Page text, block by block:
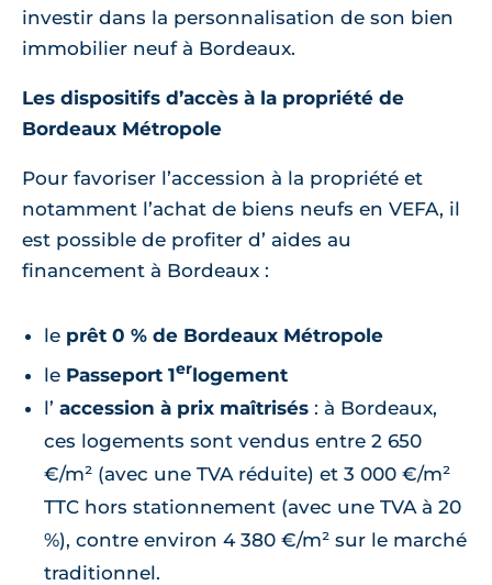
investir dans la personnalisation de son bien
immobilier neuf à Bordeaux.
Les dispositifs d’accès à la propriété de
Bordeaux Métropole
Pour favoriser l’accession à la propriété et
notamment l’achat de biens neufs en VEFA, il
est possible de profiter d’ aides au
financement à Bordeaux :
le prêt 0 % de Bordeaux Métropole
le Passeport 1erlogement
l’ accession à prix maîtrisés : à Bordeaux,
ces logements sont vendus entre 2 650
€/m² (avec une TVA réduite) et 3 000 €/m²
TTC hors stationnement (avec une TVA à 20
%), contre environ 4 380 €/m² sur le marché
traditionnel.